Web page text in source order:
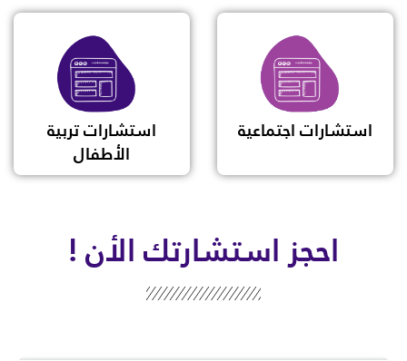
استشارات اجتماعية استشارات تربية
الأطفال
احجز استشارتك الأن !